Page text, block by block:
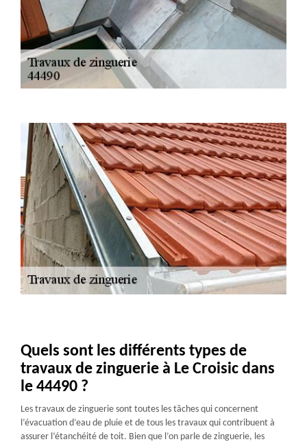
Quels sont les différents types de
travaux de zinguerie à Le Croisic dans
le 44490 ?
Les travaux de zinguerie sont toutes les tâches qui concernent
l’évacuation d’eau de pluie et de tous les travaux qui contribuent à
assurer l’étanchéité de toit. Bien que l’on parle de zinguerie, les